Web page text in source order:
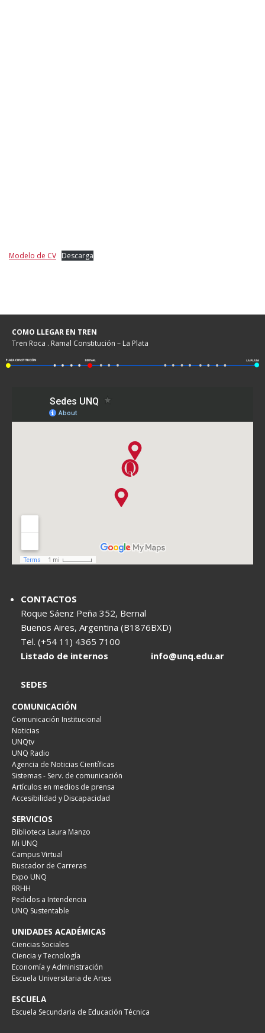
Modelo de CV Descarga
COMO LLEGAR EN TREN
Tren Roca . Ramal Constitución – La Plata
CONTACTOS
Roque Sáenz Peña 352, Bernal
Buenos Aires, Argentina (B1876BXD)
Tel. (+54 11) 4365 7100
Listado de internos
info@unq.edu.ar
SEDES
COMUNICACIÓN
Comunicación Institucional
Noticias
UNQtv
UNQ Radio
Agencia de Noticias Científicas
Sistemas - Serv. de comunicación
Artículos en medios de prensa
Accesibilidad y Discapacidad
SERVICIOS
Biblioteca Laura Manzo
Mi UNQ
Campus Virtual
Buscador de Carreras
Expo UNQ
RRHH
Pedidos a Intendencia
UNQ Sustentable
UNIDADES ACADÉMICAS
Ciencias Sociales
Ciencia y Tecnología
Economía y Administración
Escuela Universitaria de Artes
ESCUELA
Escuela Secundaria de Educación Técnica